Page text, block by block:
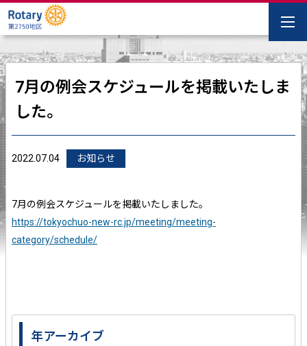
7月の例会スケジュールを掲載いたしま
した。
2022.07.04 お知らせ
7月の例会スケジュールを掲載いたしました。
https://tokyochuo-new-rc.jp/meeting/meeting-
category/schedule/
年アーカイブ